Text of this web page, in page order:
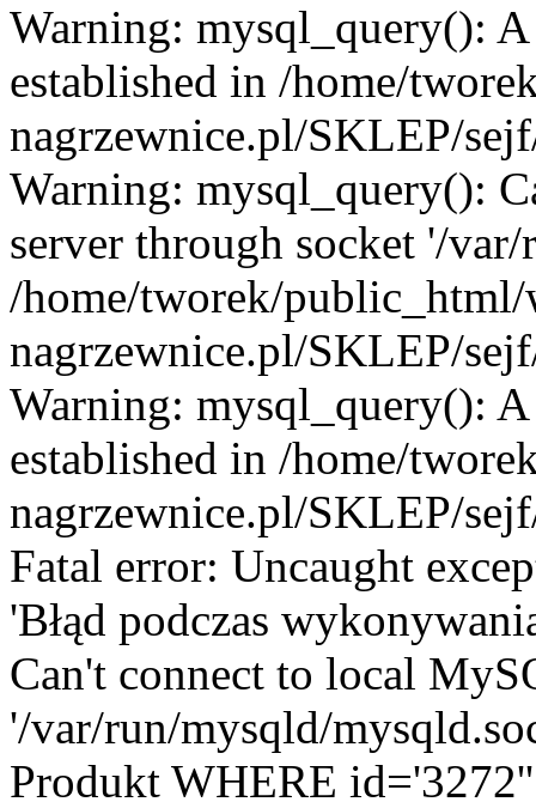
Warning: mysql_query():
established in /home/
nagrzewnice.pl/SKLEP/
Warning: mysql_query():
server through socket '/
/home/tworek/public_html/
nagrzewnice.pl/SKLEP/
Warning: mysql_query():
established in /home/
nagrzewnice.pl/SKLEP/
Fatal error: Uncaught
'Błąd podczas
Can't connect to local
'/var/run/mysqld/
Produkt WHERE